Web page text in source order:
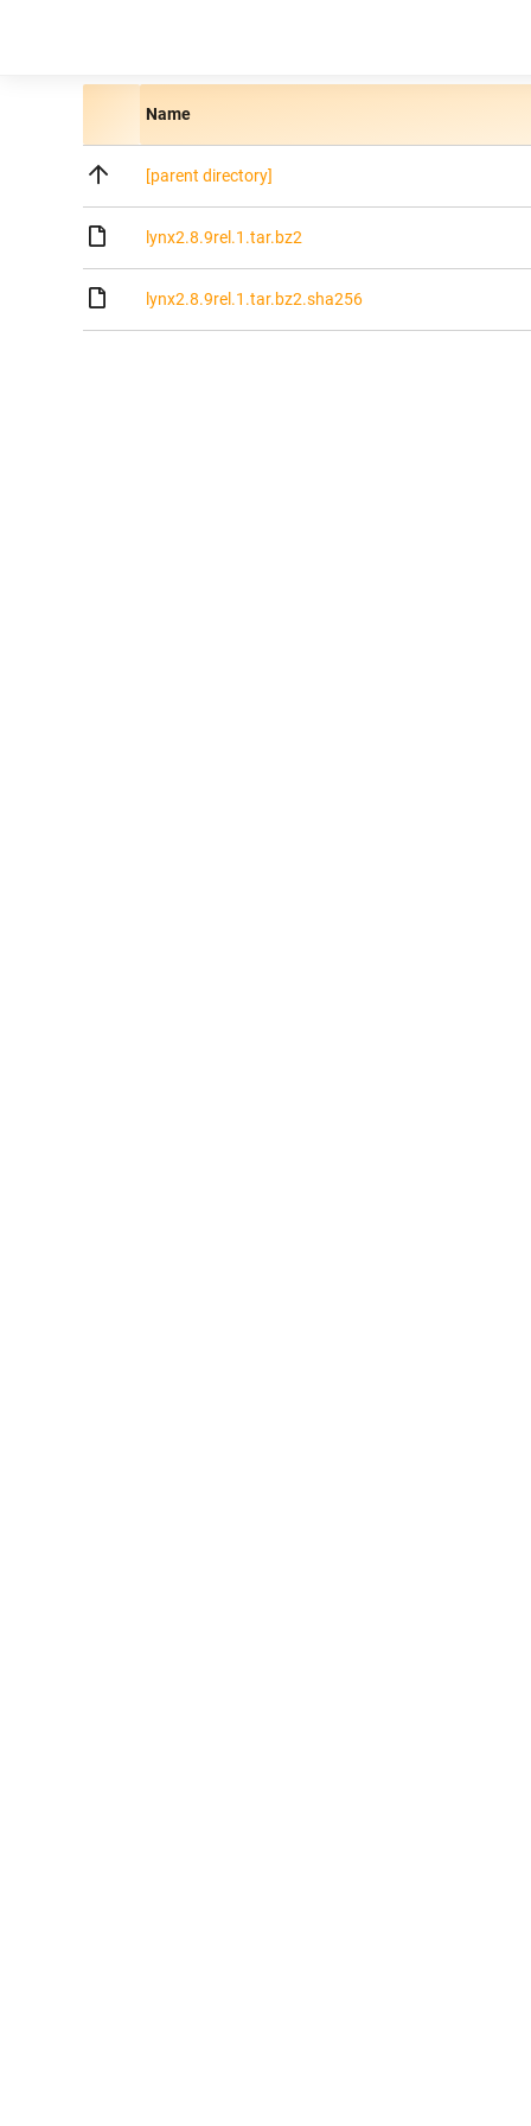
Name
[parent directory]
lynx2.8.9rel.1.tar.bz2
lynx2.8.9rel.1.tar.bz2.sha256